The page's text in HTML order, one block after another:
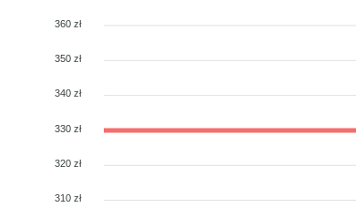
360 zł
350 zł
340 zł
330 zł
320 zł
310 zł